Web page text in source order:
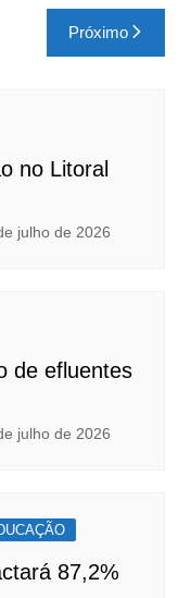
Próximo
no Litoral
julho de 2026
de efluentes
julho de 2026
87,2%